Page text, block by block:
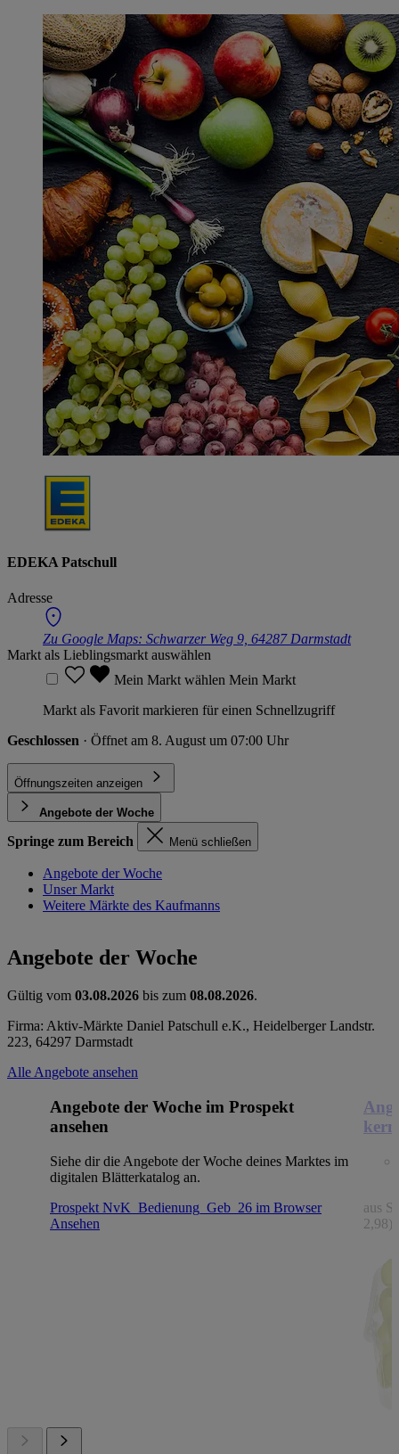
EDEKA Patschull
Adresse
Zu Google Maps: Schwarzer Weg 9, 64287 Darmstadt
Markt als Lieblingsmarkt auswählen
Mein Markt wählen Mein Markt
Markt als Favorit markieren für einen Schnellzugriff
Geschlossen · Öffnet am 8. August um 07:00 Uhr
Öffnungszeiten anzeigen
Angebote der Woche
Springe zum Bereich Menü schließen
Angebote der Woche
Unser Markt
Weitere Märkte des Kaufmanns
Angebote der Woche
Gültig vom 03.08.2026 bis zum 08.08.2026.
Firma: Aktiv-Märkte Daniel Patschull e.K., Heidelberger Landstr.
223, 64297 Darmstadt
Alle Angebote ansehen
Angebote der Woche im Prospekt
ansehen
Siehe dir die Angebote der Woche deines Marktes im
digitalen Blätterkatalog an.
Prospekt NvK_Bedienung_Geb_26 im Browser
Ansehen
aus
2,98)